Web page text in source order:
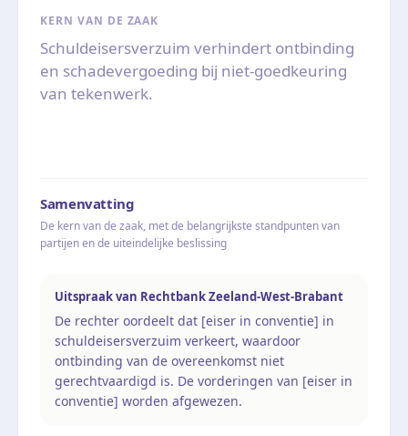
KERN VAN DE ZAAK
Schuldeisersverzuim verhindert ontbinding
en schadevergoeding bij niet-goedkeuring
van tekenwerk.
Samenvatting
De kern van de zaak, met de belangrijkste standpunten van
partijen en de uiteindelijke beslissing
Uitspraak van Rechtbank Zeeland-West-Brabant
De rechter oordeelt dat [eiser in conventie] in
schuldeisersverzuim verkeert, waardoor
ontbinding van de overeenkomst niet
gerechtvaardigd is. De vorderingen van [eiser in
conventie] worden afgewezen.